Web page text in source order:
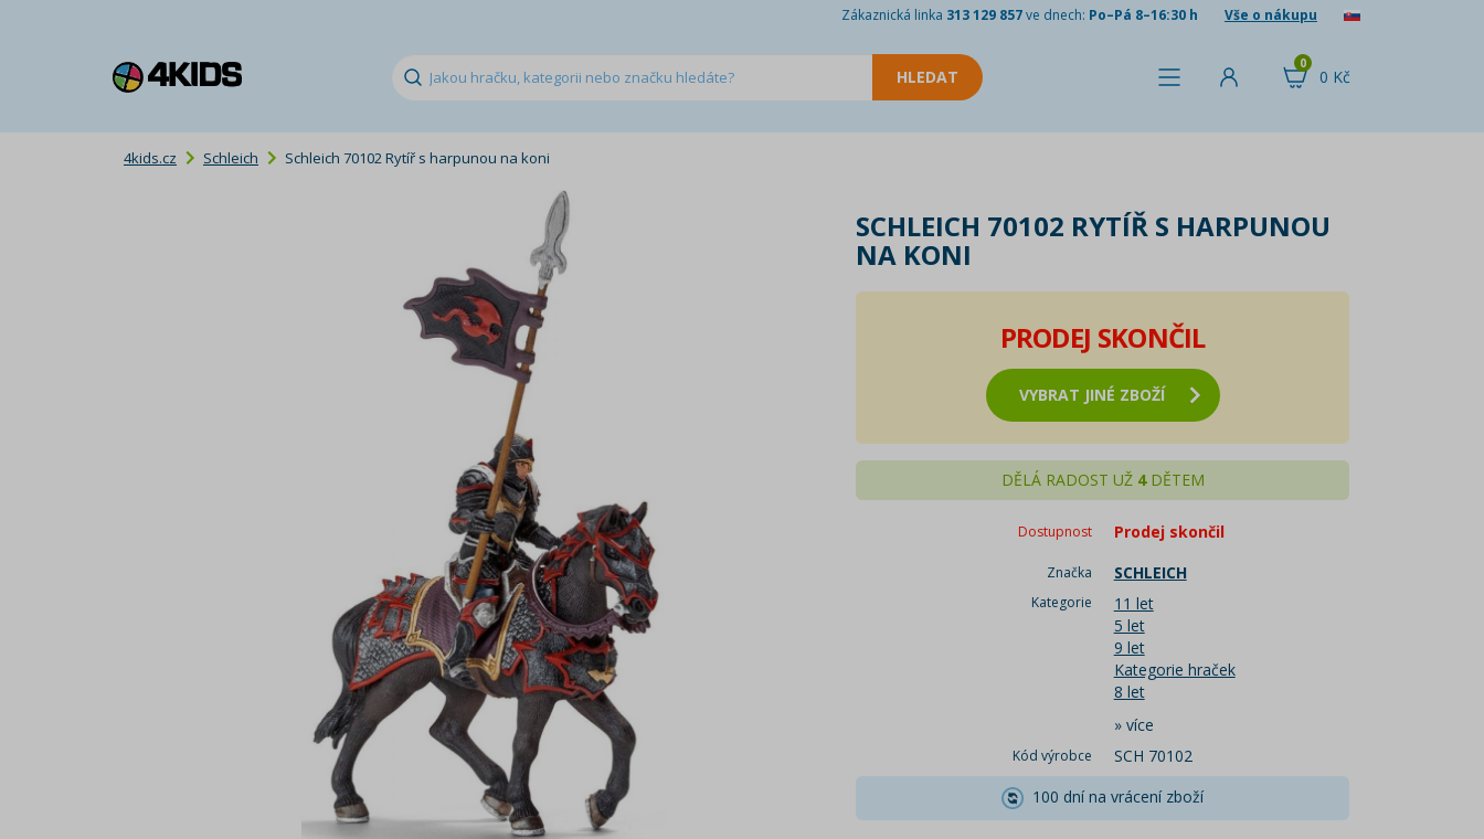
Zákaznická linka 313 129 857ve dnech: Po–Pá 8–16:30 h Vše o nákupu
0 Kč
0
4kids.cz Schleich Schleich 70102 Rytíř s harpunou na koni
SCHLEICH 70102 RYTÍŘ S HARPUNOU
NA KONI
PRODEJ SKONČIL
VYBRAT JINÉ ZBOŽÍ
DĚLÁ RADOST UŽ 4DĚTEM
Dostupnost Prodej skončil
Značka SCHLEICH
Kategorie
11 let
5 let
9 let
Kategorie hraček
8 let
» více
Kód výrobce
SCH 70102
100 dní na vrácení zboží